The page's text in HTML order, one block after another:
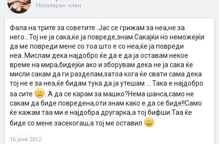
Популарен член
Фала на трите за советите..Јас се грижам за неа,не за
него...Тој не ја сака,ќе ја повреде,знам.Сакајќи но неможејќи
да ме повреди мене со тоа што е со неа,ќе ја повреди
неа..Мислам дека најдобро ќе да е да ја оставам некое
време на мира,бидејќи ако и зборувам дека не ја сака ќе
мисли сакам да ги разделам,затоа кога ќе свати сама дека
тој не е за неа,ќе бидам тука да ја утешам ... Така е најдобро
за сите
..А да се карам за машко?Нема шанса,само не
сакам да биде повредена,оти знам како е да се биде!!Само
ќе кажам таа ми е најдобра другарка,а тој бифши.Таа ќе
биде со мене засекогаш,а тој ме оставил
16 јуни 2012